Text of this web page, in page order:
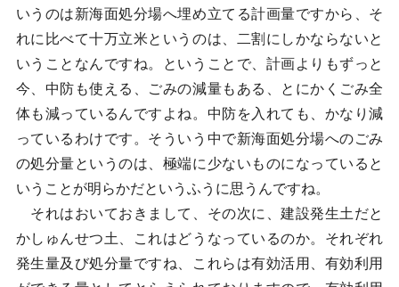
いうのは新海面処分場へ埋め立てる計画量ですから、そ
れに比べて十万立米というのは、二割にしかならないと
いうことなんですね。ということで、計画よりもずっと
今、中防も使える、ごみの減量もある、とにかくごみ全
体も減っているんですよね。中防を入れても、かなり減
っているわけです。そういう中で新海面処分場へのごみ
の処分量というのは、極端に少ないものになっていると
いうことが明らかだというふうに思うんですね。
それはおいておきまして、その次に、建設発生土だと
かしゅんせつ土、これはどうなっているのか。それぞれ
発生量及び処分量ですね、これらは有効活用、有効利用